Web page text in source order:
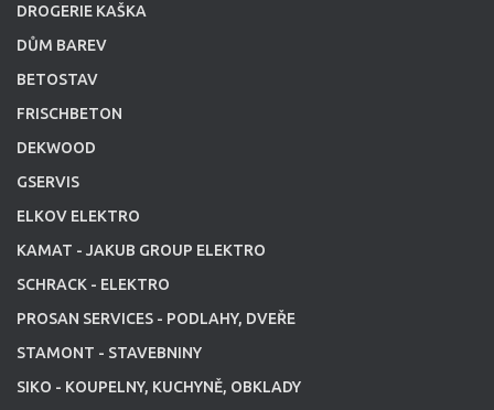
DROGERIE KAŠKA
DŮM BAREV
BETOSTAV
FRISCHBETON
DEKWOOD
GSERVIS
ELKOV ELEKTRO
KAMAT - JAKUB GROUP ELEKTRO
SCHRACK - ELEKTRO
PROSAN SERVICES - PODLAHY, DVEŘE
STAMONT - STAVEBNINY
SIKO - KOUPELNY, KUCHYNĚ, OBKLADY